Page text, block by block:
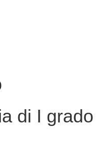
di I grado